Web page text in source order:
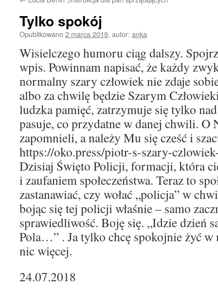
Tylko spokój
Opublikowano2 marca 2019, autor: anka
Wisielczego humoru ciąg dalszy.
wpis. Powinnam napisać, że każdy
normalny szary człowiek nie zdaje
albo za chwilę będzie Szarym
ludzka pamięć, zatrzymuje się tylko
pasuje, co przydatne w danej chwili. O
zapomnieli, a należy Mu się cześć i
https://oko.press/piotr-s-szary-
Dzisiaj Święto Policji, formacji, która
i zaufaniem społeczeństwa. Teraz to
zastanawiać, czy wołać „policja” w
bojąc się tej policji właśnie – samo
sprawiedliwość. Boję się. „Idzie dzień
Pola…” . Ja tylko chcę spokojnie żyć
nic więcej.
24.07.2018